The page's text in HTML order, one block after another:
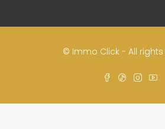
© Immo Click - All